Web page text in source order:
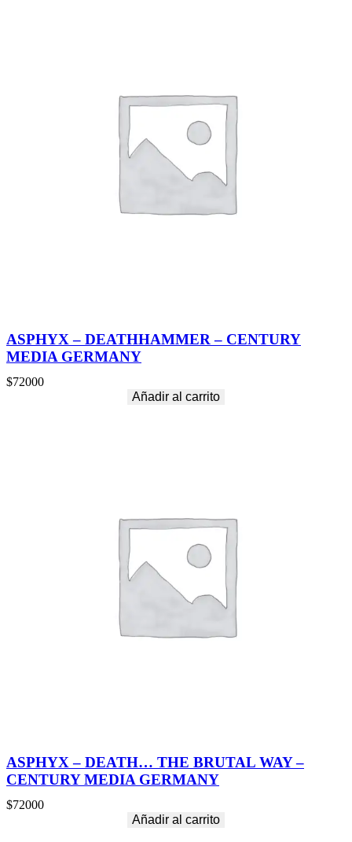
ASPHYX – DEATHHAMMER – CENTURY
MEDIA GERMANY
$72000
Añadir al carrito
ASPHYX – DEATH… THE BRUTAL WAY –
CENTURY MEDIA GERMANY
$72000
Añadir al carrito